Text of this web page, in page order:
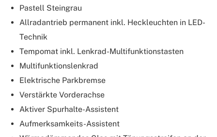
Pastell Steingrau
Allradantrieb permanent inkl. Heckleuchten in LED-
Technik
Tempomat inkl. Lenkrad-Multifunktionstasten
Multifunktionslenkrad
Elektrische Parkbremse
Verstärkte Vorderachse
Aktiver Spurhalte-Assistent
Aufmerksamkeits-Assistent